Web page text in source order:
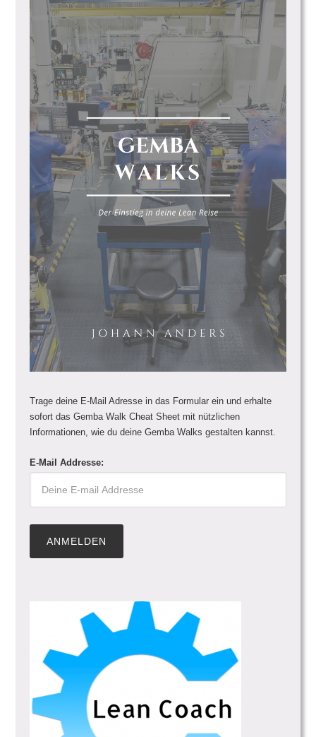
Trage deine E-Mail Adresse in das Formular ein und erhalte
sofort das Gemba Walk Cheat Sheet mit nützlichen
Informationen, wie du deine Gemba Walks gestalten kannst.
E-Mail Addresse: